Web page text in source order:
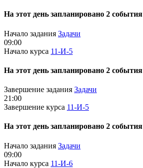
На этот день запланировано 2 события
Начало задания Задачи
09:00
Начало курса 11-И-5
На этот день запланировано 2 события
Завершение задания Задачи
21:00
Завершение курса 11-И-5
На этот день запланировано 2 события
Начало задания Задачи
09:00
Начало курса 11-И-6